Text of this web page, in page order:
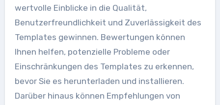
wertvolle Einblicke in die Qualität,
Benutzerfreundlichkeit und Zuverlässigkeit des
Templates gewinnen. Bewertungen können
Ihnen helfen, potenzielle Probleme oder
Einschränkungen des Templates zu erkennen,
bevor Sie es herunterladen und installieren.
Darüber hinaus können Empfehlungen von